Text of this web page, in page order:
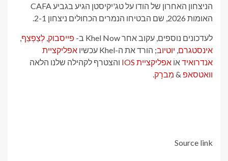
הניצחון האחרון של הודו על טג'יקיסטן הגיע בגביע CAFA
האומות 2026, שם הבטיחו הנמרים הכחולים ניצחון 2-1.
לעדכונים נוספים, עקוב אחר Khel Now ב- פייסבוק לְצַפְצֵף
אינסטגרם יוטיוב; הורד את ה-Khel עכשיו
אפליקציית
אנדרואידאוֹ אפליקציית IOS
והצטרף לקהילה שלנו הלאה
וואטסאפ & מִברָק
Source link